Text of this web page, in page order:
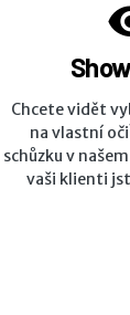
Chcete vidět
na vlastní
schůzku v našem
vaši klienti